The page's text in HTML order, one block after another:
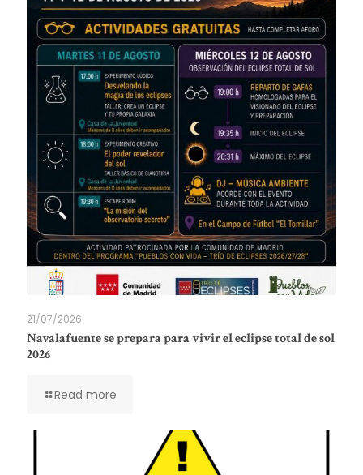
21/07/2026
Navalafuente se prepara para vivir el eclipse total de sol
2026
Read more